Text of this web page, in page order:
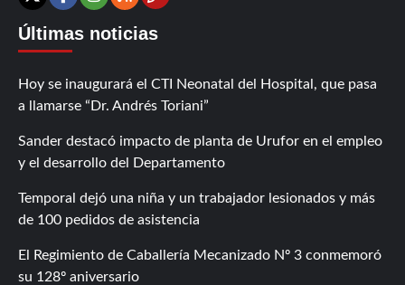
X Facebook
Instagram
RSSContáctanos
Últimas noticias
Hoy se inaugurará el CTI Neonatal del Hospital, que pasa
a llamarse “Dr. Andrés Toriani”
Sander destacó impacto de planta de Urufor en el empleo
y el desarrollo del Departamento
Temporal dejó una niña y un trabajador lesionados y más
de 100 pedidos de asistencia
El Regimiento de Caballería Mecanizado Nº 3 conmemoró
su 128º aniversario